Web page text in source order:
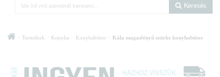
Keresés
Termékek Konyha Konyhabútor Kála magasfényű szürke konyhabútor